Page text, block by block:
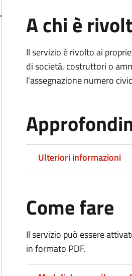
A chi è
Il servizio è rivolto ai
di società, costruttori o
l'assegnazione numero
Ulteriori informazioni
Come fare
Il servizio può essere
in formato PDF.